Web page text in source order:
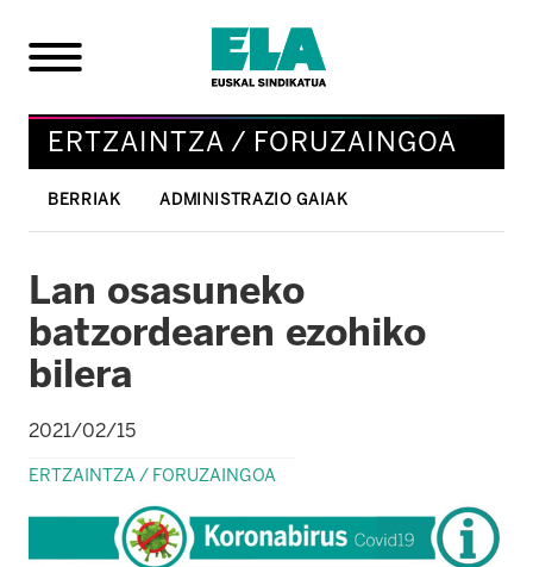
ERTZAINTZA / FORUZAINGOA
BERRIAK ADMINISTRAZIO GAIAK
Lan osasuneko
batzordearen ezohiko
bilera
2021/02/15
ERTZAINTZA / FORUZAINGOA